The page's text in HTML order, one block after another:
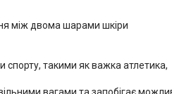
між двома шарами шкіри
такими як важка атлетика,